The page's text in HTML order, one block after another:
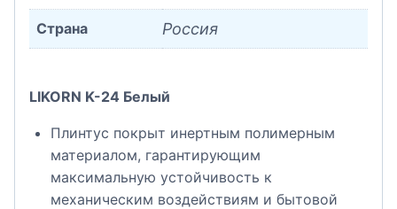
Страна Россия
LIKORN K-24 Белый
Плинтус покрыт инертным полимерным
материалом, гарантирующим
максимальную устойчивость к
механическим воздействиям и бытовой